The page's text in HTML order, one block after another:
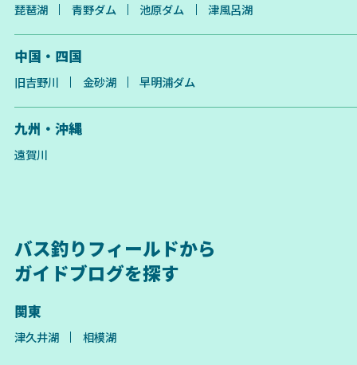
琵琶湖 青野ダム 池原ダム 津風呂湖
中国・四国
旧吉野川 金砂湖 早明浦ダム
九州・沖縄
遠賀川
バス釣りフィールドから
ガイドブログを探す
関東
津久井湖 相模湖